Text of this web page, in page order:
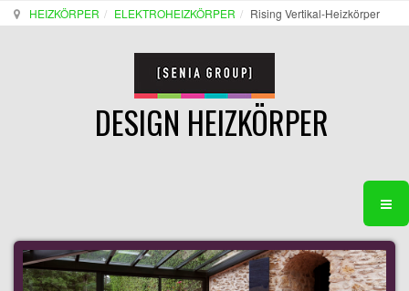
HEIZKÖRPER ELEKTROHEIZKÖRPER Rising Vertikal-Heizkörper
DESIGN HEIZKÖRPER